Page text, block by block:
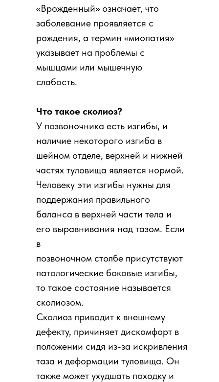
«Врожденный» означает, что
заболевание проявляется с
рождения, а термин «миопатия»
указывает на проблемы с
мышцами или мышечную
слабость.
Что такое сколиоз?
У позвоночника есть изгибы, и
наличие некоторого изгиба в
шейном отделе, верхней и нижней
частях туловища является нормой.
Человеку эти изгибы нужны для
поддержания правильного
баланса в верхней части тела и
его выравнивания над тазом. Если
в
позвоночном столбе присутствуют
патологические боковые изгибы,
то такое состояние называется
сколиозом.
Сколиоз приводит к внешнему
дефекту, причиняет дискомфорт в
положении сидя из-за искривления
таза и деформации туловища. Он
также может ухудшать походку и